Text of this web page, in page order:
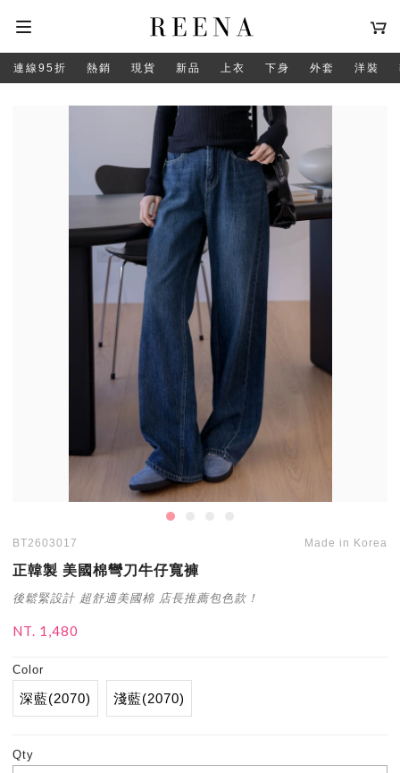
連線95折 熱銷 現貨 新品 上衣 下身 外套 洋裝
BT2603017 Made in Korea
正韓製 美國棉彎刀牛仔寬褲
後鬆緊設計 超舒適美國棉 店長推薦包色款！
NT. 1,480
Color
深藍(2070) 淺藍(2070)
Qty